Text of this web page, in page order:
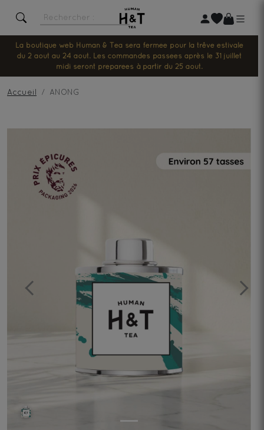
La boutique web Human & Tea sera fermée pour la trêve estivale
du 2 août au 24 août. Les commandes passées après le 31 juillet
midi seront préparées à partir du 25 août.
Accueil ANONG
Previous Next